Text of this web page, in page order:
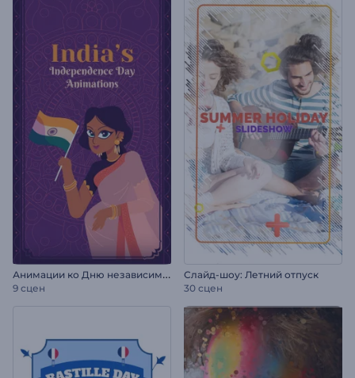
А
нимации ко Дню независимости Индии
9 сцен
Слайд-шоу: Летний отпуск
30 сцен